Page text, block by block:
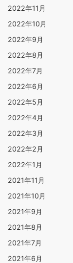
2022年11月
2022年10月
2022年9月
2022年8月
2022年7月
2022年6月
2022年5月
2022年4月
2022年3月
2022年2月
2022年1月
2021年11月
2021年10月
2021年9月
2021年8月
2021年7月
2021年6月